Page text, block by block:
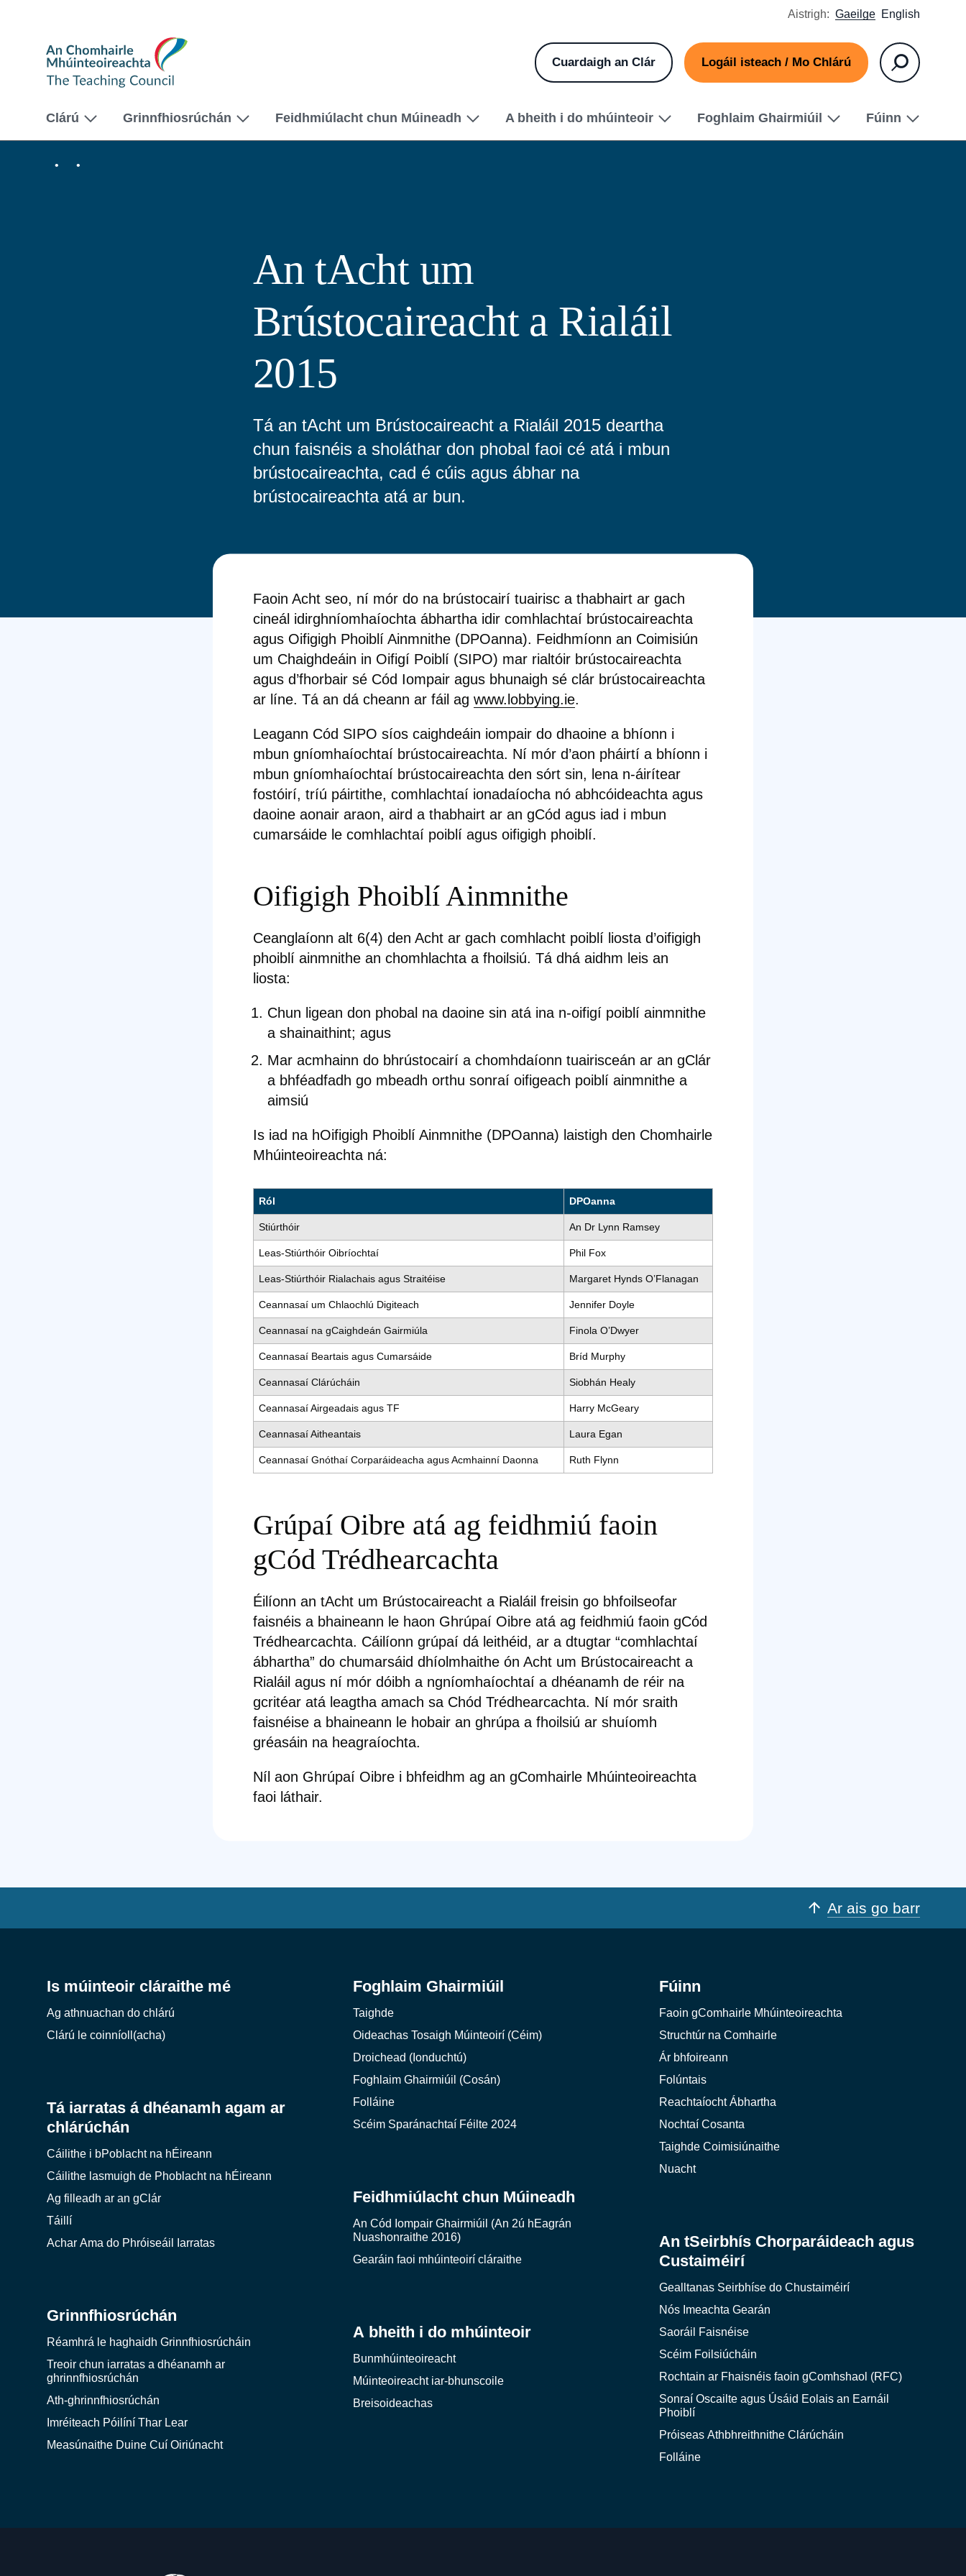
Aistrigh: Gaeilge English
Teaching
Council
Cuardaigh an Clár Logáil isteach / Mo Chlárú
Cuardaigh
Clárú Grinnfhiosrúchán Feidhmiúlacht chun Múineadh A bheith i do mhúinteoir Foghlaim Ghairmiúil Fúinn
Baile Fúinn
An tAcht um
Brústocaireacht a Rialáil
2015
Tá an tAcht um Brústocaireacht a Rialáil 2015 deartha
chun faisnéis a sholáthar don phobal faoi cé atá i mbun
brústocaireachta, cad é cúis agus ábhar na
brústocaireachta atá ar bun.
Faoin Acht seo, ní mór do na brústocairí tuairisc a thabhairt ar gach
cineál idirghníomhaíochta ábhartha idir comhlachtaí brústocaireachta
agus Oifigigh Phoiblí Ainmnithe (DPOanna). Feidhmíonn an Coimisiún
um Chaighdeáin in Oifigí Poiblí (SIPO) mar rialtóir brústocaireachta
agus d’fhorbair sé Cód Iompair agus bhunaigh sé clár brústocaireachta
ar líne. Tá an dá cheann ar fáil ag www.lobbying.ie.
Leagann Cód SIPO síos caighdeáin iompair do dhaoine a bhíonn i
mbun gníomhaíochtaí brústocaireachta. Ní mór d’aon pháirtí a bhíonn i
mbun gníomhaíochtaí brústocaireachta den sórt sin, lena n-áirítear
fostóirí, tríú páirtithe, comhlachtaí ionadaíocha nó abhcóideachta agus
daoine aonair araon, aird a thabhairt ar an gCód agus iad i mbun
cumarsáide le comhlachtaí poiblí agus oifigigh phoiblí.
Oifigigh Phoiblí Ainmnithe
Ceanglaíonn alt 6(4) den Acht ar gach comhlacht poiblí liosta d’oifigigh
phoiblí ainmnithe an chomhlachta a fhoilsiú. Tá dhá aidhm leis an
liosta:
Chun ligean don phobal na daoine sin atá ina n-oifigí poiblí ainmnithe
a shainaithint; agus
Mar acmhainn do bhrústocairí a chomhdaíonn tuairisceán ar an gClár
a bhféadfadh go mbeadh orthu sonraí oifigeach poiblí ainmnithe a
aimsiú
Is iad na hOifigigh Phoiblí Ainmnithe (DPOanna) laistigh den Chomhairle
Mhúinteoireachta ná:
Ról DPOanna
Stiúrthóir An Dr Lynn Ramsey
Leas-Stiúrthóir Oibríochtaí Phil Fox
Leas-Stiúrthóir Rialachais agus Straitéise Margaret Hynds O’Flanagan
Ceannasaí um Chlaochlú Digiteach Jennifer Doyle
Ceannasaí na gCaighdeán Gairmiúla Finola O’Dwyer
Ceannasaí Beartais agus Cumarsáide Bríd Murphy
Ceannasaí Clárúcháin Siobhán Healy
Ceannasaí Airgeadais agus TF Harry McGeary
Ceannasaí Aitheantais Laura Egan
Ceannasaí Gnóthaí Corparáideacha agus Acmhainní Daonna Ruth Flynn
Grúpaí Oibre atá ag feidhmiú faoin
gCód Trédhearcachta
Éilíonn an tAcht um Brústocaireacht a Rialáil freisin go bhfoilseofar
faisnéis a bhaineann le haon Ghrúpaí Oibre atá ag feidhmiú faoin gCód
Trédhearcachta. Cáilíonn grúpaí dá leithéid, ar a dtugtar “comhlachtaí
ábhartha” do chumarsáid dhíolmhaithe ón Acht um Brústocaireacht a
Rialáil agus ní mór dóibh a ngníomhaíochtaí a dhéanamh de réir na
gcritéar atá leagtha amach sa Chód Trédhearcachta. Ní mór sraith
faisnéise a bhaineann le hobair an ghrúpa a fhoilsiú ar shuíomh
gréasáin na heagraíochta.
Níl aon Ghrúpaí Oibre i bhfeidhm ag an gComhairle Mhúinteoireachta
faoi láthair.
Ar ais go barr
Is múinteoir cláraithe mé
Ag athnuachan do chlárú
Clárú le coinníoll(acha)
Tá iarratas á dhéanamh agam ar
chlárúchán
Cáilithe i bPoblacht na hÉireann
Cáilithe lasmuigh de Phoblacht na hÉireann
Ag filleadh ar an gClár
Táillí
Achar Ama do Phróiseáil Iarratas
Grinnfhiosrúchán
Réamhrá le haghaidh Grinnfhiosrúcháin
Treoir chun iarratas a dhéanamh ar
ghrinnfhiosrúchán
Ath-ghrinnfhiosrúchán
Imréiteach Póilíní Thar Lear
Measúnaithe Duine Cuí Oiriúnacht
Foghlaim Ghairmiúil
Taighde
Oideachas Tosaigh Múinteoirí (Céim)
Droichead (Ionduchtú)
Foghlaim Ghairmiúil (Cosán)
Folláine
Scéim Sparánachtaí Féilte 2024
Feidhmiúlacht chun Múineadh
An Cód Iompair Ghairmiúil (An 2ú hEagrán
Nuashonraithe 2016)
Gearáin faoi mhúinteoirí cláraithe
A bheith i do mhúinteoir
Bunmhúinteoireacht
Múinteoireacht iar-bhunscoile
Breisoideachas
Fúinn
Faoin gComhairle Mhúinteoireachta
Struchtúr na Comhairle
Ár bhfoireann
Folúntais
Reachtaíocht Ábhartha
Nochtaí Cosanta
Taighde Coimisiúnaithe
Nuacht
An tSeirbhís Chorparáideach agus
Custaiméirí
Gealltanas Seirbhíse do Chustaiméirí
Nós Imeachta Gearán
Saoráil Faisnéise
Scéim Foilsiúcháin
Rochtain ar Fhaisnéis faoin gComhshaol (RFC)
Sonraí Oscailte agus Úsáid Eolais an Earnáil
Phoiblí
Próiseas Athbhreithnithe Clárúcháin
Folláine